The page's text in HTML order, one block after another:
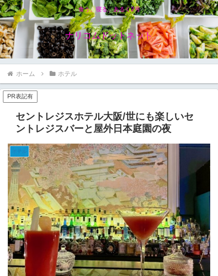
食う、寝る、あるく2号
ナリコムドットネット
ホーム ホテル
PR表記有
セントレジスホテル大阪/世にも楽しいセ
ントレジスバーと屋外日本庭園の夜
ホテル